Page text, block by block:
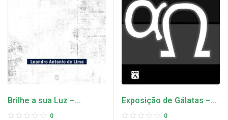
Brilhe a sua Luz –
Leandro Lima
0
Exposição de Gálatas –
Leandro Lima
0